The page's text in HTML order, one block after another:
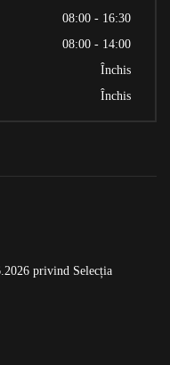
08:00 - 16:30
08:00 - 14:00
Închis
Închis
privind Selecția